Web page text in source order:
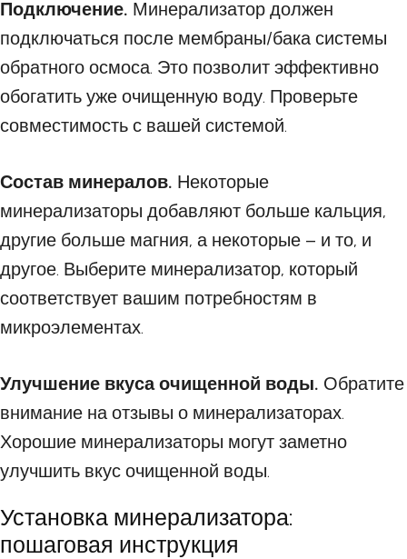
Подключение. Минерализатор должен
подключаться после мембраны/бака системы
обратного осмоса. Это позволит эффективно
обогатить уже очищенную воду. Проверьте
совместимость с вашей системой.
Состав минералов. Некоторые
минерализаторы добавляют больше кальция,
другие больше магния, а некоторые – и то, и
другое. Выберите минерализатор, который
соответствует вашим потребностям в
микроэлементах.
Улучшение вкуса очищенной воды. Обратите
внимание на отзывы о минерализаторах.
Хорошие минерализаторы могут заметно
улучшить вкус очищенной воды.
Установка минерализатора:
пошаговая инструкция